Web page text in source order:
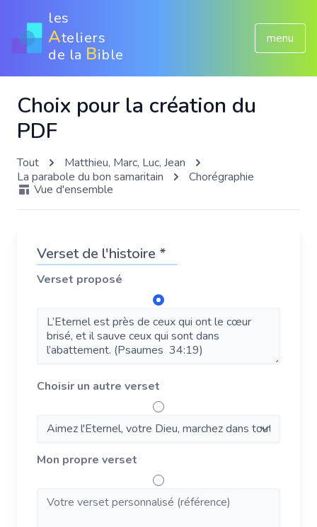
les
Ateliers
de la Bible
menu
Choix pour la création du
PDF
Tout
Matthieu, Marc, Luc, Jean
La parabole du bon samaritain
Chorégraphie
Vue d'ensemble
Verset de l'histoire *
Verset proposé
Choisir un autre verset
Mon propre verset